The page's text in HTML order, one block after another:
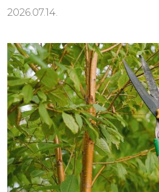
2026.07.14.